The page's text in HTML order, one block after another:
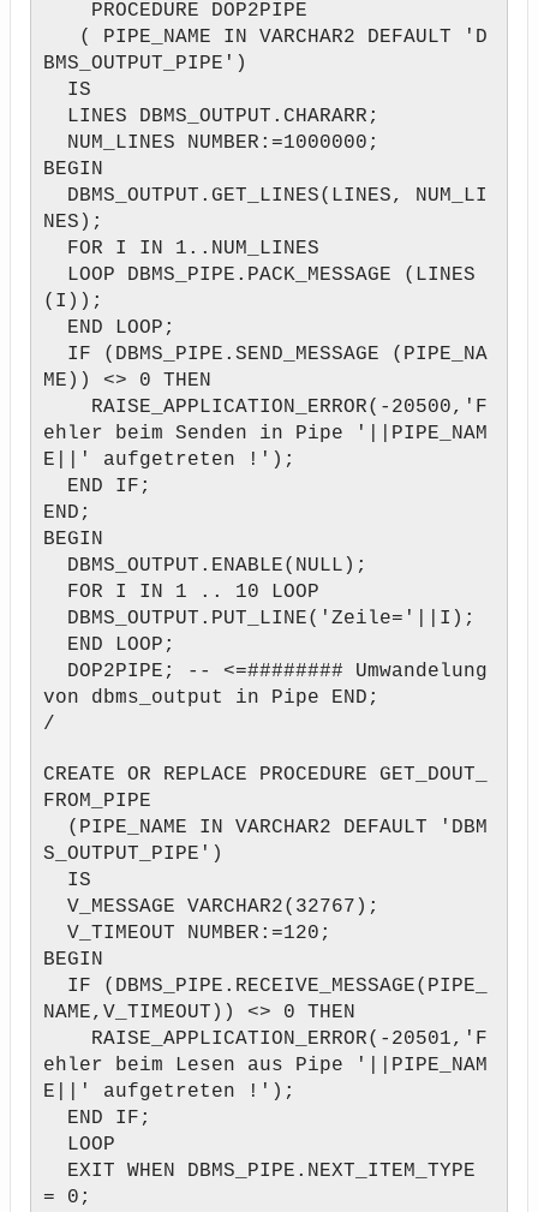
PROCEDURE DOP2PIPE
( PIPE_NAME IN VARCHAR2 DEFAULT 'D
BMS_OUTPUT_PIPE')
IS
LINES DBMS_OUTPUT.CHARARR;
NUM_LINES NUMBER:=1000000;
BEGIN
DBMS_OUTPUT.GET_LINES(LINES, NUM_LI
NES);
FOR I IN 1..NUM_LINES
LOOP DBMS_PIPE.PACK_MESSAGE (LINES
(I));
END LOOP;
IF (DBMS_PIPE.SEND_MESSAGE (PIPE_NA
ME)) <> 0 THEN
RAISE_APPLICATION_ERROR(-20500,'F
ehler beim Senden in Pipe '||PIPE_NAM
E||' aufgetreten !');
END IF;
END;
BEGIN
DBMS_OUTPUT.ENABLE(NULL);
FOR I IN 1 .. 10 LOOP
DBMS_OUTPUT.PUT_LINE('Zeile='||I);
END LOOP;
DOP2PIPE; -- <=######## Umwandelung
von dbms_output in Pipe END;
/
CREATE OR REPLACE PROCEDURE GET_DOUT_
FROM_PIPE
(PIPE_NAME IN VARCHAR2 DEFAULT 'DBM
S_OUTPUT_PIPE')
IS
V_MESSAGE VARCHAR2(32767);
V_TIMEOUT NUMBER:=120;
BEGIN
IF (DBMS_PIPE.RECEIVE_MESSAGE(PIPE_
NAME,V_TIMEOUT)) <> 0 THEN
RAISE_APPLICATION_ERROR(-20501,'F
ehler beim Lesen aus Pipe '||PIPE_NAM
E||' aufgetreten !');
END IF;
LOOP
EXIT WHEN DBMS_PIPE.NEXT_ITEM_TYPE
= 0;